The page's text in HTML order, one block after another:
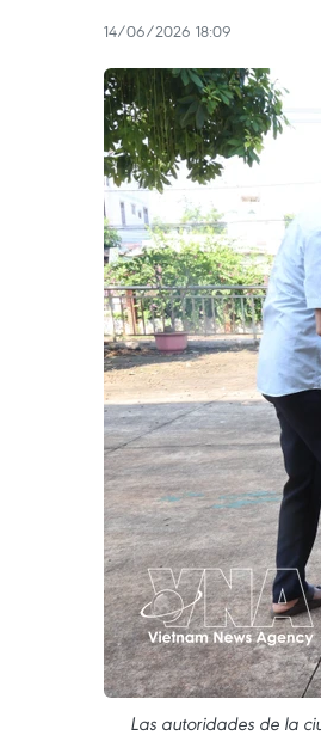
14/06/2026 18:09
Las autoridades de la